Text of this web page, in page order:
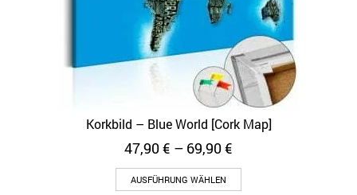
Korkbild – Blue World [Cork Map]
47,90€ – 69,90€
AUSFÜHRUNG WÄHLEN